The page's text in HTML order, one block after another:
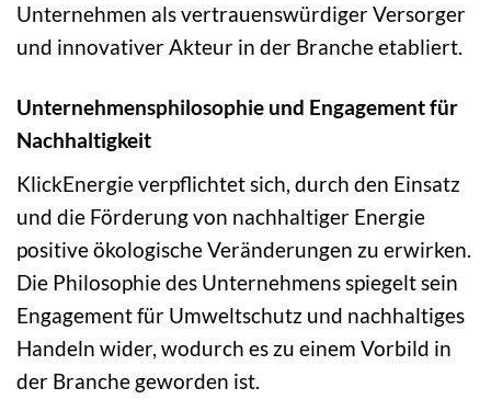
Unternehmen als vertrauenswürdiger Versorger
und innovativer Akteur in der Branche etabliert.
Unternehmensphilosophie und Engagement für
Nachhaltigkeit
KlickEnergie verpflichtet sich, durch den Einsatz
und die Förderung von nachhaltiger Energie
positive ökologische Veränderungen zu erwirken.
Die Philosophie des Unternehmens spiegelt sein
Engagement für Umweltschutz und nachhaltiges
Handeln wider, wodurch es zu einem Vorbild in
der Branche geworden ist.